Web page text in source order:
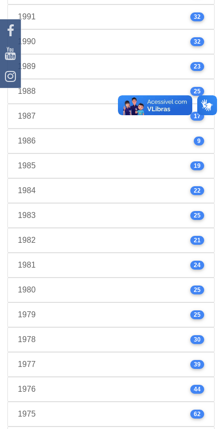
1991 32
1990 32
1989 23
1988 25
1987 17
1986 9
1985 19
1984 22
1983 25
1982 21
1981 24
1980 25
1979 25
1978 30
1977 39
1976 44
1975 62